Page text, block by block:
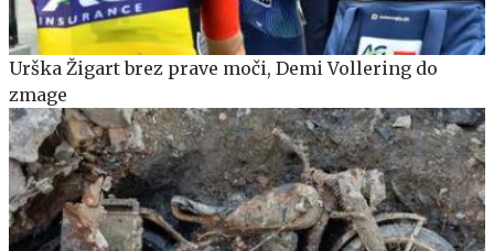
Urška Žigart brez prave moči, Demi Vollering do
zmage